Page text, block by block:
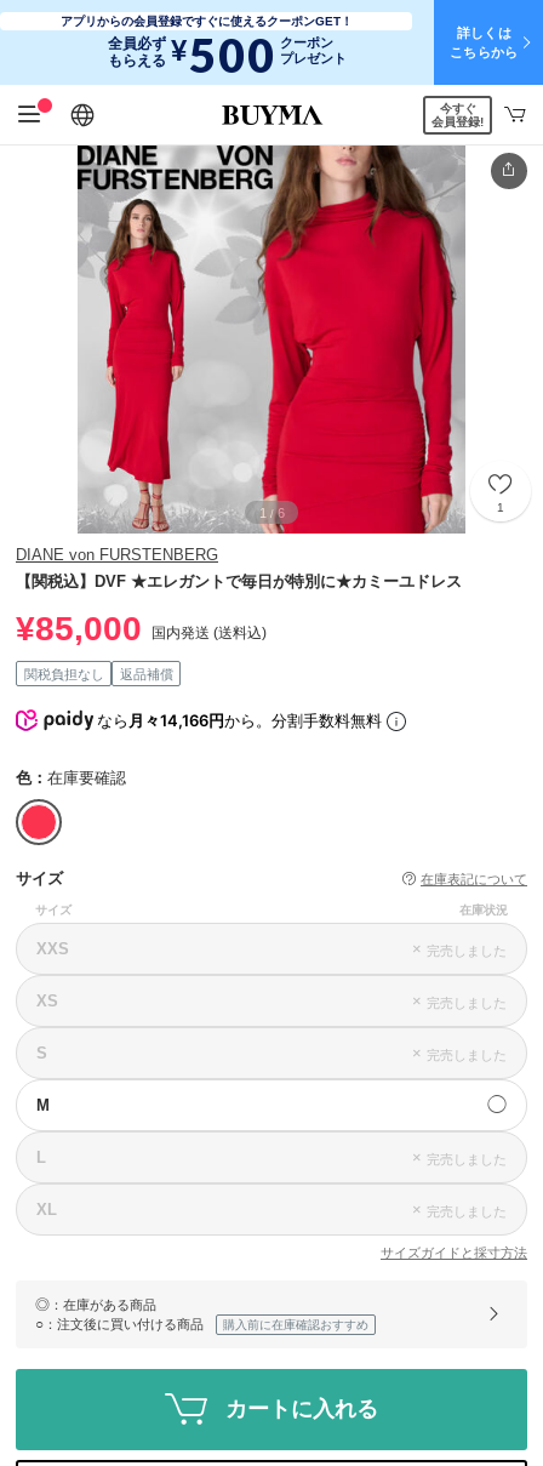
アプリからの会員登録ですぐに使えるクーポンGET！
全員必ず
もらえる ¥500 クーポン
プレゼント
詳しくは
こちらから
日本語
English
简体中文
繁體中文
今すぐ
会員登録!
1 / 6 1
DIANE von FURSTENBERG
【関税込】DVF ★エレガントで毎日が特別に★カミーユドレス
¥85,000 国内発送 (送料込)
関税負担なし 返品補償
なら月々14,166円から。分割手数料無料
色： 在庫要確認
サイズ 在庫表記について
サイズ 在庫状況
XXS × 完売しました
XS × 完売しました
S × 完売しました
M ◯
L × 完売しました
XL × 完売しました
サイズガイドと採寸方法
◎ ：在庫がある商品
○ ：注文後に買い付ける商品 購入前に在庫確認おすすめ
カートに入れる